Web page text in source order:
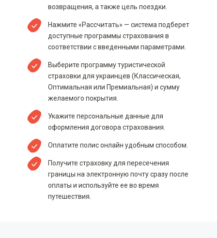
возвращения, а также цель поездки.
Нажмите «Рассчитать» — система подберет
доступные программы страхования в
соответствии с введенными параметрами.
Выберите программу туристической
страховки для украинцев (Классическая,
Оптимальная или Премиальная) и сумму
желаемого покрытия.
Укажите персональные данные для
оформления договора страхования.
Оплатите полис онлайн удобным способом.
Получите страховку для пересечения
границы на электронную почту сразу после
оплаты и используйте ее во время
путешествия.